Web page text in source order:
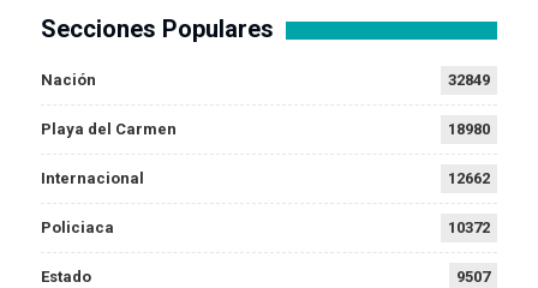
Secciones Populares
Nación 32849
Playa del Carmen 18980
Internacional 12662
Policiaca 10372
Estado 9507